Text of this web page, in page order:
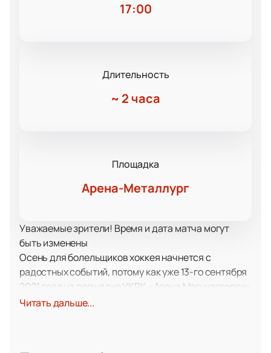
17:00
Длительность
~ 2 часа
Площадка
Арена-Металлург
Уважаемые зрители! Время и дата матча могут
быть изменены
Осень для болельщиков хоккея начнется с
радостных событий, потому как уже 13-го сентября
2021 года на площадке УКРК «Арена Магнитогорск»
будет проведена игра между равными командами
Читать дальше...